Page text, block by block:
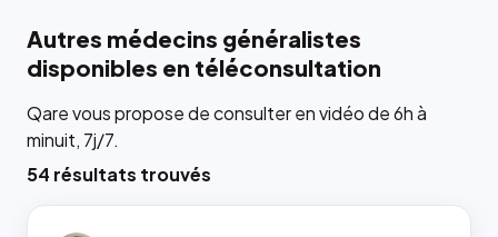
Autres médecins généralistes
disponibles en téléconsultation
Qare vous propose de consulter en vidéo de 6h à
minuit, 7j/7.
54 résultats trouvés